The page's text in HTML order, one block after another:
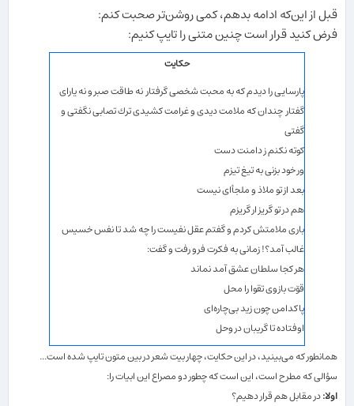
قبل از این‌كه ادامه بدهم، كمی روشن‌تر صحبت كنم:
فرض كنید قرار است چنین متنی را تایپ كنیم:
حكایت
پارسایی را دیدم كه به محبت شخصی گرفتار نه طاقت صبر و نه یارای
گفتار چندان كه ملامت دیدی و غرامت كشیدی ترك تصابی نگفتی و
گفتی
كوته نكنم ز دامنت دست
ور خود بزنی به تیغ تیزم
بعد از تو ملاذ و ملجأای نیست
هم در تو گریز ار گریزم
باری ملامتش كردم و گفتم عقل نفیست را چه شد تا نفس خسیس
غالب آمد؟! زمانی به فكرت فرو رفت و گفت:
هر كجا سلطان عشق آمد نماند
قوّت بازوی تقوا را محل
پاكدامن چون زید بی‌چاره‌ای
اوفتاده تا گریبان در وحل
همانطور كه می‌بینید، در این حكایت، چهار بیت شعر در بین متون تایپ شده است...
سؤالی كه مطرح است، این است كه چطور دو مصراع این ابیات را:
اولا:در مقابل هم قرار دهیم؟